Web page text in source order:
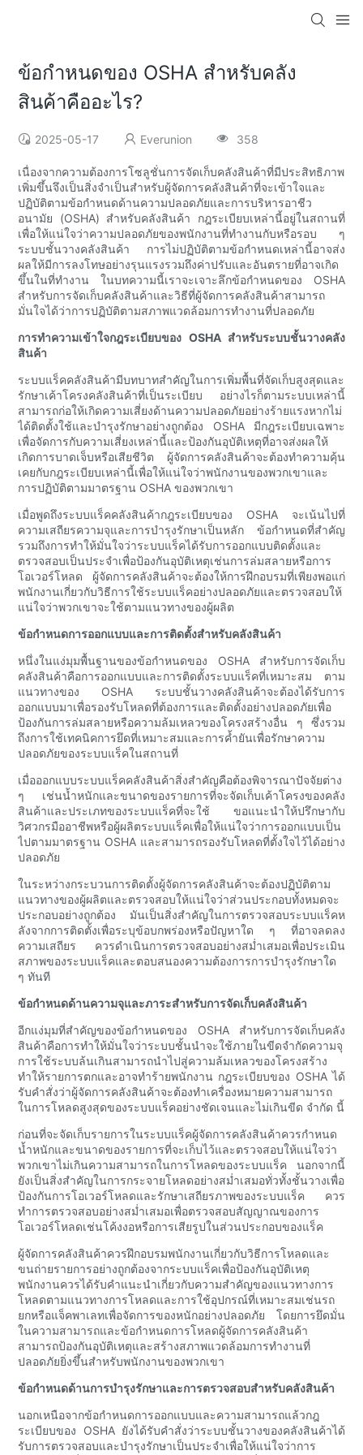
ข้อกำหนดของ OSHA สำหรับคลัง
สินค้าคืออะไร?
2025-05-17 Everunion 358
เนื่องจากความต้องการโซลูชั่นการจัดเก็บคลังสินค้าที่มีประสิทธิภาพ
เพิ่มขึ้นจึงเป็นสิ่งจำเป็นสำหรับผู้จัดการคลังสินค้าที่จะเข้าใจและ
ปฏิบัติตามข้อกำหนดด้านความปลอดภัยและการบริหารอาชีว
อนามัย (OSHA) สำหรับคลังสินค้า กฎระเบียบเหล่านี้อยู่ในสถานที่
เพื่อให้แน่ใจว่าความปลอดภัยของพนักงานที่ทำงานกับหรือรอบ ๆ
ระบบชั้นวางคลังสินค้า การไม่ปฏิบัติตามข้อกำหนดเหล่านี้อาจส่ง
ผลให้มีการลงโทษอย่างรุนแรงรวมถึงค่าปรับและอันตรายที่อาจเกิด
ขึ้นในที่ทำงาน ในบทความนี้เราจะเจาะลึกข้อกำหนดของ OSHA
สำหรับการจัดเก็บคลังสินค้าและวิธีที่ผู้จัดการคลังสินค้าสามารถ
มั่นใจได้ว่าการปฏิบัติตามสภาพแวดล้อมการทำงานที่ปลอดภัย
การทำความเข้าใจกฎระเบียบของ OSHA สำหรับระบบชั้นวางคลัง
สินค้า
ระบบแร็คคลังสินค้ามีบทบาทสำคัญในการเพิ่มพื้นที่จัดเก็บสูงสุดและ
รักษาเค้าโครงคลังสินค้าที่เป็นระเบียบ อย่างไรก็ตามระบบเหล่านี้
สามารถก่อให้เกิดความเสี่ยงด้านความปลอดภัยอย่างร้ายแรงหากไม่
ได้ติดตั้งใช้และบำรุงรักษาอย่างถูกต้อง OSHA มีกฎระเบียบเฉพาะ
เพื่อจัดการกับความเสี่ยงเหล่านี้และป้องกันอุบัติเหตุที่อาจส่งผลให้
เกิดการบาดเจ็บหรือเสียชีวิต ผู้จัดการคลังสินค้าจะต้องทำความคุ้น
เคยกับกฎระเบียบเหล่านี้เพื่อให้แน่ใจว่าพนักงานของพวกเขาและ
การปฏิบัติตามมาตรฐาน OSHA ของพวกเขา
เมื่อพูดถึงระบบแร็คคลังสินค้ากฎระเบียบของ OSHA จะเน้นไปที่
ความเสถียรความจุและการบำรุงรักษาเป็นหลัก ข้อกำหนดที่สำคัญ
รวมถึงการทำให้มั่นใจว่าระบบแร็คได้รับการออกแบบติดตั้งและ
ตรวจสอบเป็นประจำเพื่อป้องกันอุบัติเหตุเช่นการล่มสลายหรือการ
โอเวอร์โหลด ผู้จัดการคลังสินค้าจะต้องให้การฝึกอบรมที่เพียงพอแก่
พนักงานเกี่ยวกับวิธีการใช้ระบบแร็คอย่างปลอดภัยและตรวจสอบให้
แน่ใจว่าพวกเขาจะใช้ตามแนวทางของผู้ผลิต
ข้อกำหนดการออกแบบและการติดตั้งสำหรับคลังสินค้า
หนึ่งในแง่มุมพื้นฐานของข้อกำหนดของ OSHA สำหรับการจัดเก็บ
คลังสินค้าคือการออกแบบและการติดตั้งระบบแร็คที่เหมาะสม ตาม
แนวทางของ OSHA ระบบชั้นวางคลังสินค้าจะต้องได้รับการ
ออกแบบมาเพื่อรองรับโหลดที่ต้องการและติดตั้งอย่างปลอดภัยเพื่อ
ป้องกันการล่มสลายหรือความล้มเหลวของโครงสร้างอื่น ๆ ซึ่งรวม
ถึงการใช้เทคนิคการยึดที่เหมาะสมและการค้ำยันเพื่อรักษาความ
ปลอดภัยของระบบแร็คในสถานที่
เมื่อออกแบบระบบแร็คคลังสินค้าสิ่งสำคัญคือต้องพิจารณาปัจจัยต่าง
ๆ เช่นน้ำหนักและขนาดของรายการที่จะจัดเก็บเค้าโครงของคลัง
สินค้าและประเภทของระบบแร็คที่จะใช้ ขอแนะนำให้ปรึกษากับ
วิศวกรมืออาชีพหรือผู้ผลิตระบบแร็คเพื่อให้แน่ใจว่าการออกแบบเป็น
ไปตามมาตรฐาน OSHA และสามารถรองรับโหลดที่ตั้งใจไว้ได้อย่าง
ปลอดภัย
ในระหว่างกระบวนการติดตั้งผู้จัดการคลังสินค้าจะต้องปฏิบัติตาม
แนวทางของผู้ผลิตและตรวจสอบให้แน่ใจว่าส่วนประกอบทั้งหมดจะ
ประกอบอย่างถูกต้อง มันเป็นสิ่งสำคัญในการตรวจสอบระบบแร็คห
ลังจากการติดตั้งเพื่อระบุข้อบกพร่องหรือปัญหาใด ๆ ที่อาจลดลง
ความเสถียร ควรดำเนินการตรวจสอบอย่างสม่ำเสมอเพื่อประเมิน
สภาพของระบบแร็คและตอบสนองความต้องการการบำรุงรักษาใด
ๆ ทันที
ข้อกำหนดด้านความจุและภาระสำหรับการจัดเก็บคลังสินค้า
อีกแง่มุมที่สำคัญของข้อกำหนดของ OSHA สำหรับการจัดเก็บคลัง
สินค้าคือการทำให้มั่นใจว่าระบบชั้นนำจะใช้ภายในขีดจำกัดความจุ
การใช้ระบบล้นเกินสามารถนำไปสู่ความล้มเหลวของโครงสร้าง
ทำให้รายการตกและอาจทำร้ายพนักงาน กฎระเบียบของ OSHA ได้
รับคำสั่งว่าผู้จัดการคลังสินค้าจะต้องทำเครื่องหมายความสามารถ
ในการโหลดสูงสุดของระบบแร็คอย่างชัดเจนและไม่เกินขีด จำกัด นี้
ก่อนที่จะจัดเก็บรายการในระบบแร็คผู้จัดการคลังสินค้าควรกำหนด
น้ำหนักและขนาดของรายการที่จะเก็บไว้และตรวจสอบให้แน่ใจว่า
พวกเขาไม่เกินความสามารถในการโหลดของระบบแร็ค นอกจากนี้
ยังเป็นสิ่งสำคัญในการกระจายโหลดอย่างสม่ำเสมอทั่วทั้งชั้นวางเพื่อ
ป้องกันการโอเวอร์โหลดและรักษาเสถียรภาพของระบบแร็ค ควร
ทำการตรวจสอบอย่างสม่ำเสมอเพื่อตรวจสอบสัญญาณของการ
โอเวอร์โหลดเช่นโค้งงอหรือการเสียรูปในส่วนประกอบของแร็ค
ผู้จัดการคลังสินค้าควรฝึกอบรมพนักงานเกี่ยวกับวิธีการโหลดและ
ขนถ่ายรายการอย่างถูกต้องจากระบบแร็คเพื่อป้องกันอุบัติเหตุ
พนักงานควรได้รับคำแนะนำเกี่ยวกับความสำคัญของแนวทางการ
โหลดตามแนวทางการโหลดและการใช้อุปกรณ์ที่เหมาะสมเช่นรถ
ยกหรือแจ็คพาเลทเพื่อจัดการของหนักอย่างปลอดภัย โดยการยึดมั่น
ในความสามารถและข้อกำหนดการโหลดผู้จัดการคลังสินค้า
สามารถป้องกันอุบัติเหตุและสร้างสภาพแวดล้อมการทำงานที่
ปลอดภัยยิ่งขึ้นสำหรับพนักงานของพวกเขา
ข้อกำหนดด้านการบำรุงรักษาและการตรวจสอบสำหรับคลังสินค้า
นอกเหนือจากข้อกำหนดการออกแบบและความสามารถแล้วกฎ
ระเบียบของ OSHA ยังได้รับคำสั่งว่าระบบชั้นวางของคลังสินค้าได้
รับการตรวจสอบและบำรุงรักษาเป็นประจำเพื่อให้แน่ใจว่าการ